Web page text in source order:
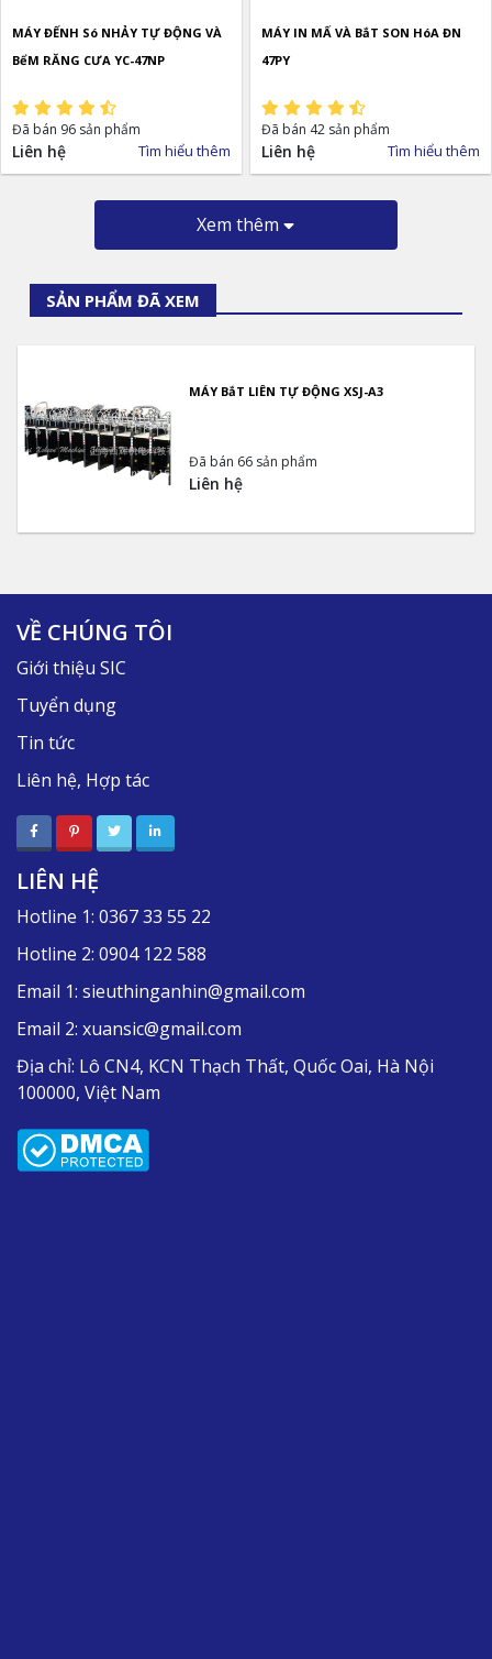
MÁY ĐẾNH Só NHẢY TỰ ĐỘNG VÀ
BểM RĂNG CƯA YC-47NP
Đã bán 96 sản phẩm
Liên hệ Tìm hiểu thêm
MÁY IN MẤ VÀ BắT SON HóA ĐN
47PY
Đã bán 42 sản phẩm
Liên hệ Tìm hiểu thêm
Xem thêm
SẢN PHẨM ĐÃ XEM
MÁY BắT LIÊN TỰ ĐỘNG XSJ-A3
Đã bán 66 sản phẩm
Liên hệ
VỀ CHÚNG TÔI
Giới thiệu SIC
Tuyển dụng
Tin tức
Liên hệ, Hợp tác
LIÊN HỆ
Hotline 1: 0367 33 55 22
Hotline 2: 0904 122 588
Email 1: sieuthinganhin@gmail.com
Email 2: xuansic@gmail.com
Địa chỉ: Lô CN4, KCN Thạch Thất, Quốc Oai, Hà Nội
100000, Việt Nam